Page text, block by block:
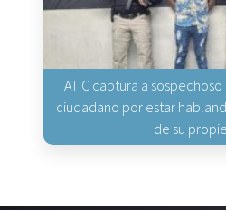
ATIC captura a
ciudadano por estar
de su